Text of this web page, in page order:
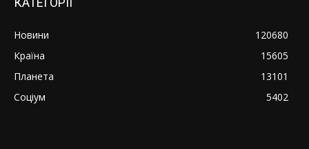
Новини
120680
Країна
15605
Планета
13101
Соціум
5402